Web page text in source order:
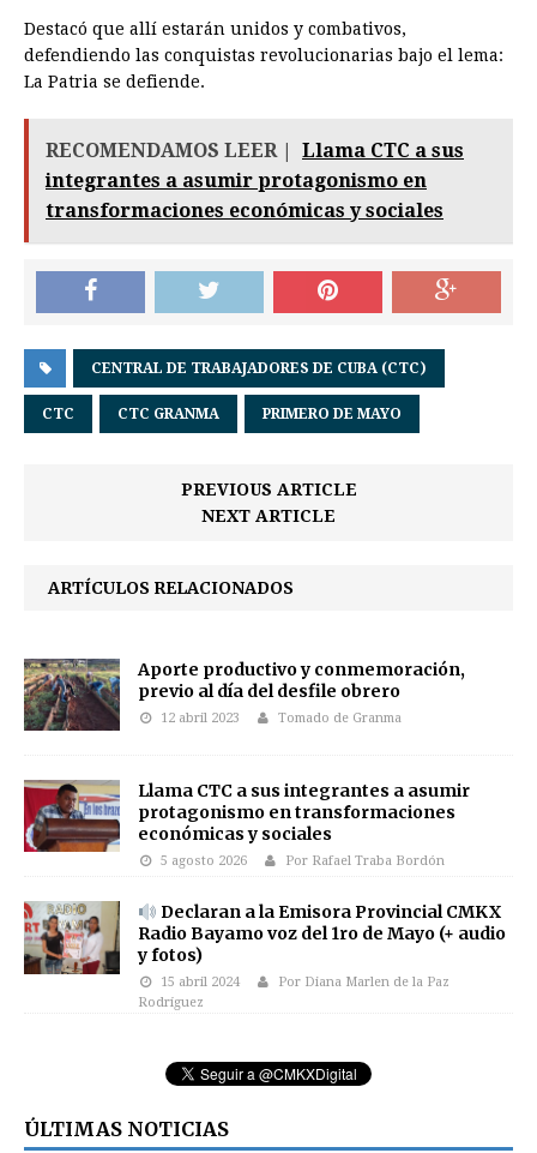
Destacó que allí estarán unidos y combativos,
defendiendo las conquistas revolucionarias bajo el lema:
La Patria se defiende.
RECOMENDAMOS LEER |
Llama CTC a sus
integrantes a asumir protagonismo en
transformaciones económicas y sociales
CENTRAL DE TRABAJADORES DE CUBA (CTC)
CTC CTC GRANMA PRIMERO DE MAYO
PREVIOUS ARTICLE
NEXT ARTICLE
ARTÍCULOS RELACIONADOS
Aporte productivo y conmemoración,
previo al día del desfile obrero
12 abril 2023 Tomado de Granma
Llama CTC a sus integrantes a asumir
protagonismo en transformaciones
económicas y sociales
5 agosto 2026 Por Rafael Traba Bordón
Declaran a la Emisora Provincial CMKX
Radio Bayamo voz del 1ro de Mayo (+ audio
y fotos)
15 abril 2024
Por Diana Marlen de la Paz
Rodríguez
ÚLTIMAS NOTICIAS